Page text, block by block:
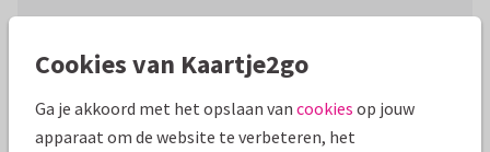
Productinformatie
Plaats je mooiste foto's op deze stijlvolle kaart met groene
takjes en rode besjes en maak het helemaal af met je eigen
Cookies van Kaartje2go
Ga je akkoord met het opslaan van cookies op jouw
apparaat om de website te verbeteren, het